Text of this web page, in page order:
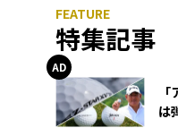
特集記事
は